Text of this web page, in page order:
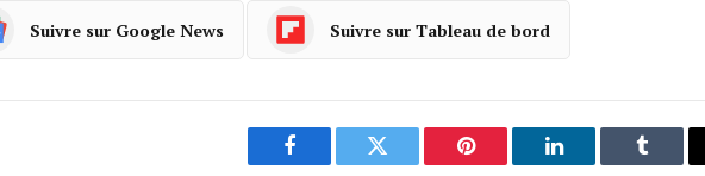
Suivre sur Google News Suivre sur Tableau de bord
Facebook Twitter Pinterest LinkedIn Tumblr